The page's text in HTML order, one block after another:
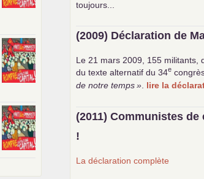
toujours...
(2009) Déclaration de
Le 21 mars 2009, 155 militants,
du texte alternatif du 34e
de notre temps » lire la
(2011) Communistes
!
La déclaration complète